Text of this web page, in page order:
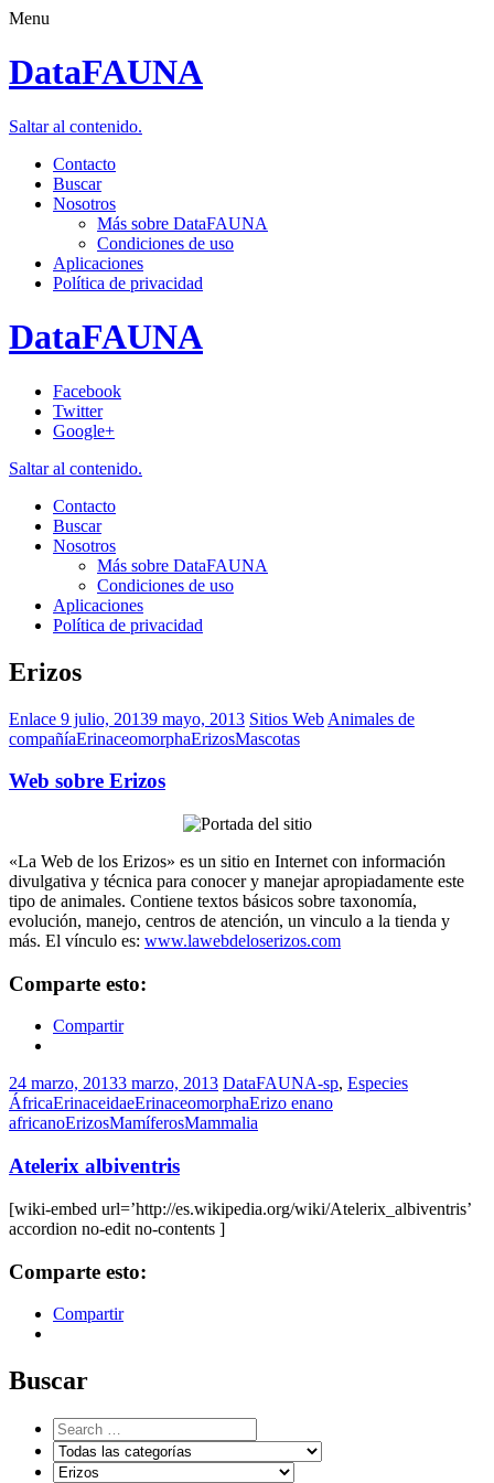
Menu
DataFAUNA
Saltar al contenido.
Contacto
Buscar
Nosotros
Más sobre DataFAUNA
Condiciones de uso
Aplicaciones
Política de privacidad
DataFAUNA
Facebook
Twitter
Google+
Saltar al contenido.
Contacto
Buscar
Nosotros
Más sobre DataFAUNA
Condiciones de uso
Aplicaciones
Política de privacidad
Erizos
Enlace 9 julio, 20139 mayo, 2013 Sitios Web Animales de
compañíaErinaceomorphaErizosMascotas
Web sobre Erizos
«La Web de los Erizos» es un sitio en Internet con información
divulgativa y técnica para conocer y manejar apropiadamente este
tipo de animales. Contiene textos básicos sobre taxonomía,
evolución, manejo, centros de atención, un vinculo a la tienda y
más. El vínculo es: www.lawebdeloserizos.com
Comparte esto:
Compartir
24 marzo, 20133 marzo, 2013 DataFAUNA-sp, Especies
ÁfricaErinaceidaeErinaceomorphaErizo enano
africanoErizosMamíferosMammalia
Atelerix albiventris
[wiki-embed url=’http://es.wikipedia.org/wiki/Atelerix_albiventris’
accordion no-edit no-contents ]
Comparte esto:
Compartir
Buscar